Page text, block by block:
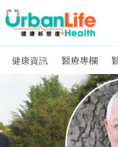
健康資訊 醫療專欄